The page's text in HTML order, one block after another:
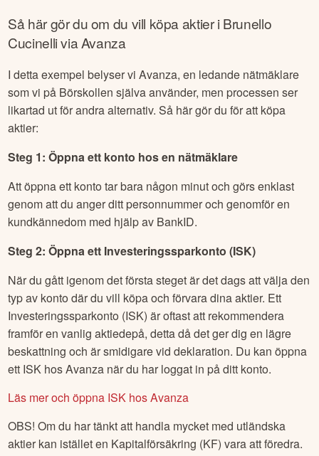
Så här gör du om du vill köpa aktier iBrunello
Cucinellivia Avanza
I detta exempel belyser vi Avanza, en ledande nätmäklare
som vi på Börskollen själva använder, men processen ser
likartad ut för andra alternativ. Så här gör du för att köpa
aktier:
Steg 1: Öppna ett konto hos en nätmäklare
Att öppna ett konto tar bara någon minut och görs enklast
genom att du anger ditt personnummer och genomför en
kundkännedom med hjälp av BankID.
Steg 2: Öppna ett Investeringssparkonto (ISK)
När du gått igenom det första steget är det dags att välja den
typ av konto där du vill köpa och förvara dina aktier. Ett
Investeringssparkonto (ISK) är oftast att rekommendera
framför en vanlig aktiedepå, detta då det ger dig en lägre
beskattning och är smidigare vid deklaration. Du kan öppna
ett ISK hos Avanza när du har loggat in på ditt konto.
Läs mer och öppna ISK hos Avanza
OBS! Om du har tänkt att handla mycket med utländska
aktier kan istället en Kapitalförsäkring (KF) vara att föredra.